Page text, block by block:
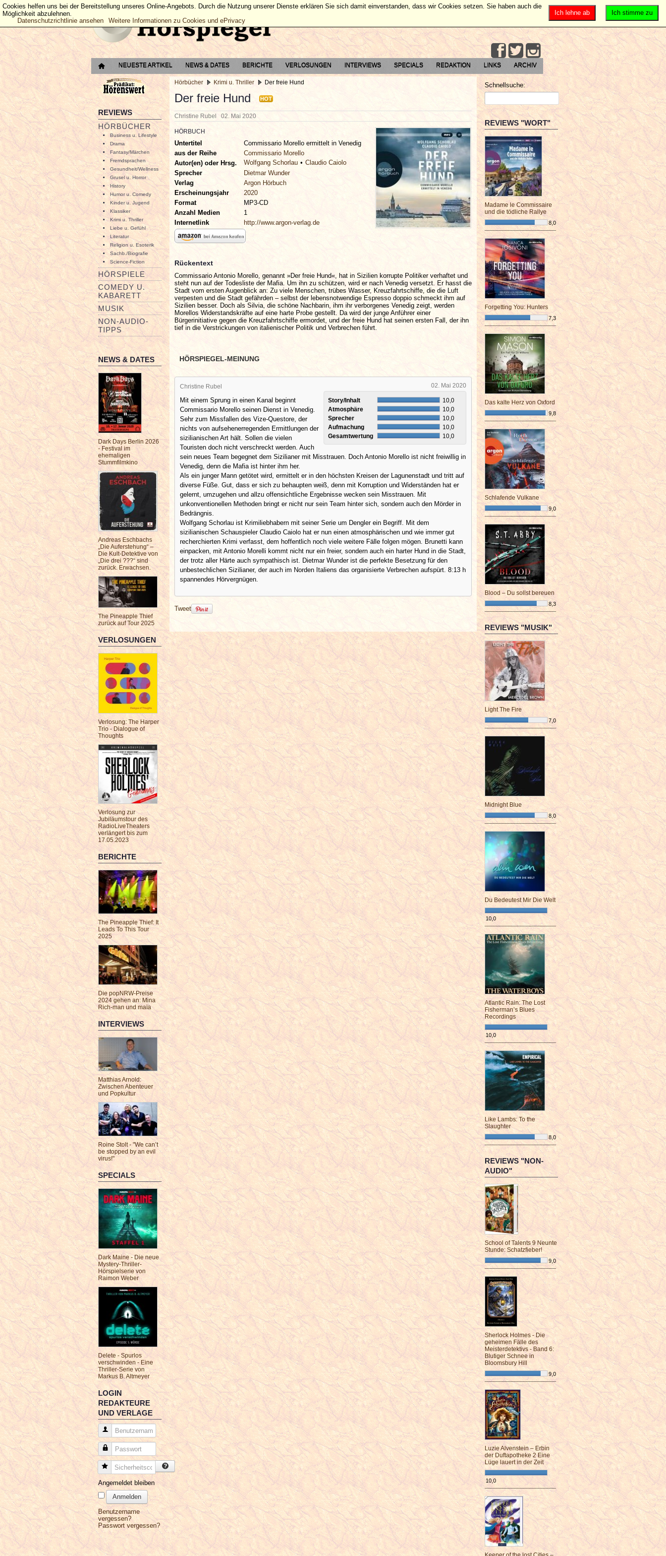
NEUESTE ARTIKEL NEWS & DATES BERICHTE VERLOSUNGEN INTERVIEWS SPECIALS REDAKTION LINKS ARCHIV
REVIEWS
HÖRBÜCHER
Business u. Lifestyle
Drama
Fantasy/Märchen
Fremdsprachen
Gesundheit/Wellness
Grusel u. Horror
History
Humor u. Comedy
Kinder u. Jugend
Klassiker
Krimi u. Thriller
Liebe u. Gefühl
Literatur
Religion u. Esoterik
Sachb./Biografie
Science-Fiction
HÖRSPIELE
COMEDY U.
KABARETT
MUSIK
NON-AUDIO-
TIPPS
NEWS & DATES
Dark Days Berlin 2026
- Festival im
ehemaligen
Stummfilmkino
Andreas Eschbachs
„Die Auferstehung“ –
Die Kult-Detektive von
„Die drei ???“ sind
zurück. Erwachsen.
The Pineapple Thief
zurück auf Tour 2025
VERLOSUNGEN
Verlosung: The Harper
Trio - Dialogue of
Thoughts
Verlosung zur
Jubiläumstour des
RadioLiveTheaters
verlängert bis zum
17.05.2023
BERICHTE
The Pineapple Thief: It
Leads To This Tour
2025
Die popNRW-Preise
2024 gehen an: Mina
Rich-man und maïa
INTERVIEWS
Matthias Arnold:
Zwischen Abenteuer
und Popkultur
Roine Stolt - "We can’t
be stopped by an evil
virus!"
SPECIALS
Dark Maine - Die neue
Mystery-Thriller-
Hörspielserie von
Raimon Weber
Delete - Spurlos
verschwinden - Eine
Thriller-Serie von
Markus B. Altmeyer
LOGIN
REDAKTEURE
UND VERLAGE
Benutzername
Passwort
Sicherheitscode
Angemeldet bleiben
Anmelden
Benutzername
vergessen?
Passwort vergessen?
Hörbücher Krimi u. Thriller Der freie Hund
Der freie Hund HOT
Christine Rubel 02. Mai 2020
HÖRBUCH
Untertitel
Commissario Morello ermittelt in Venedig
aus der Reihe
Commissario Morello
Autor(en) oder Hrsg.
Wolfgang Schorlau
Claudio Caiolo
Sprecher
Dietmar Wunder
Verlag
Argon Hörbuch
Erscheinungsjahr
2020
Format
MP3-CD
Anzahl Medien
1
Internetlink
http://www.argon-verlag.de
Rückentext
Commissario Antonio Morello, genannt »Der freie Hund«, hat in Sizilien korrupte Politiker verhaftet und
steht nun auf der Todesliste der Mafia. Um ihn zu schützen, wird er nach Venedig versetzt. Er hasst die
Stadt vom ersten Augenblick an: Zu viele Menschen, trübes Wasser, Kreuzfahrtschiffe, die die Luft
verpesten und die Stadt gefährden – selbst der lebensnotwendige Espresso doppio schmeckt ihm auf
Sizilien besser. Doch als Silvia, die schöne Nachbarin, ihm ihr verborgenes Venedig zeigt, werden
Morellos Widerstandskräfte auf eine harte Probe gestellt. Da wird der junge Anführer einer
Bürgerinitiative gegen die Kreuzfahrtschiffe ermordet, und der freie Hund hat seinen ersten Fall, der ihn
tief in die Verstrickungen von italienischer Politik und Verbrechen führt.
HÖRSPIEGEL-MEINUNG
02. Mai 2020
Christine Rubel
Story/Inhalt
10,0
Atmosphäre
10,0
Sprecher
10,0
Aufmachung
10,0
Gesamtwertung
10,0
Mit einem Sprung in einen Kanal beginnt
Commissario Morello seinen Dienst in Venedig.
Sehr zum Missfallen des Vize-Questore, der
nichts von aufsehenerregenden Ermittlungen der
sizilianischen Art hält. Sollen die vielen
Touristen doch nicht verschreckt werden. Auch
sein neues Team begegnet dem Sizilianer mit Misstrauen. Doch Antonio Morello ist nicht freiwillig in
Venedig, denn die Mafia ist hinter ihm her.
Als ein junger Mann getötet wird, ermittelt er in den höchsten Kreisen der Lagunenstadt und tritt auf
diverse Füße. Gut, dass er sich zu behaupten weiß, denn mit Korruption und Widerständen hat er
gelernt, umzugehen und allzu offensichtliche Ergebnisse wecken sein Misstrauen. Mit
unkonventionellen Methoden bringt er nicht nur sein Team hinter sich, sondern auch den Mörder in
Bedrängnis.
Wolfgang Schorlau ist Krimiliebhabern mit seiner Serie um Dengler ein Begriff. Mit dem
sizilianischen Schauspieler Claudio Caiolo hat er nun einen atmosphärischen und wie immer gut
recherchierten Krimi verfasst, dem hoffentlich noch viele weitere Fälle folgen mögen. Brunetti kann
einpacken, mit Antonio Morelli kommt nicht nur ein freier, sondern auch ein harter Hund in die Stadt,
der trotz aller Härte auch sympathisch ist. Dietmar Wunder ist die perfekte Besetzung für den
unbestechlichen Sizilianer, der auch im Norden Italiens das organisierte Verbrechen aufspürt. 8:13 h
spannendes Hörvergnügen.
Tweet
Schnellsuche:
REVIEWS "WORT"
Madame le Commissaire
und die tödliche Rallye
8,0
¯¯¯¯¯¯¯¯¯¯¯¯¯¯¯¯¯¯¯¯¯¯¯¯
Forgetting You: Hunters
7,3
¯¯¯¯¯¯¯¯¯¯¯¯¯¯¯¯¯¯¯¯¯¯¯¯
Das kalte Herz von Oxford
9,8
¯¯¯¯¯¯¯¯¯¯¯¯¯¯¯¯¯¯¯¯¯¯¯¯
Schlafende Vulkane
9,0
¯¯¯¯¯¯¯¯¯¯¯¯¯¯¯¯¯¯¯¯¯¯¯¯
Blood – Du sollst bereuen
8,3
¯¯¯¯¯¯¯¯¯¯¯¯¯¯¯¯¯¯¯¯¯¯¯¯
REVIEWS "MUSIK"
Light The Fire
7,0
¯¯¯¯¯¯¯¯¯¯¯¯¯¯¯¯¯¯¯¯¯¯¯¯
Midnight Blue
8,0
¯¯¯¯¯¯¯¯¯¯¯¯¯¯¯¯¯¯¯¯¯¯¯¯
Du Bedeutest Mir Die Welt
10,0
¯¯¯¯¯¯¯¯¯¯¯¯¯¯¯¯¯¯¯¯¯¯¯¯
Atlantic Rain: The Lost
Fisherman’s Blues
Recordings
10,0
¯¯¯¯¯¯¯¯¯¯¯¯¯¯¯¯¯¯¯¯¯¯¯¯
Like Lambs: To the
Slaughter
8,0
¯¯¯¯¯¯¯¯¯¯¯¯¯¯¯¯¯¯¯¯¯¯¯¯
REVIEWS "NON-
AUDIO"
School of Talents 9 Neunte
Stunde: Schatzfieber!
9,0
¯¯¯¯¯¯¯¯¯¯¯¯¯¯¯¯¯¯¯¯¯¯¯¯
Sherlock Holmes - Die
geheimen Fälle des
Meisterdetektivs - Band 6:
Blutiger Schnee in
Bloomsbury Hill
9,0
¯¯¯¯¯¯¯¯¯¯¯¯¯¯¯¯¯¯¯¯¯¯¯¯
Luzie Alvenstein – Erbin
der Duftapotheke 2 Eine
Lüge lauert in der Zeit
10,0
¯¯¯¯¯¯¯¯¯¯¯¯¯¯¯¯¯¯¯¯¯¯¯¯
Ich stimme zu
Ich lehne ab
Cookies helfen uns bei der Bereitstellung unseres Online-Angebots. Durch die Nutzung unserer Dienste erklären Sie sich damit einverstanden, dass wir Cookies setzen. Sie haben auch die
Möglichkeit abzulehnen.
Datenschutzrichtlinie ansehen
Weitere Informationen zu Cookies und ePrivacy